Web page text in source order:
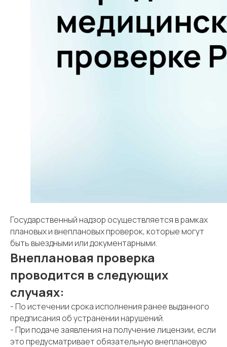
Государственный надзор осуществляется в рамках
плановых и внеплановых проверок, которые могут
быть выездными или документарными.
Внеплановая проверка
проводится в следующих
случаях:
- По истечении срока исполнения ранее выданного
предписания об устранении нарушений.
- При подаче заявления на получение лицензии, если
это предусматривает обязательную внеплановую